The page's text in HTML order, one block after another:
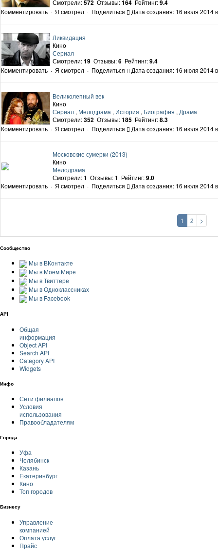
Смотрели:572 Отзывы:164 Рейтинг:9.4
Комментировать · Я смотрел · Поделиться Дата создания: 16 июля 2014
Ликвидация
Кино
Сериал
Смотрели:19 Отзывы:6 Рейтинг:9.4
Комментировать · Я смотрел · Поделиться Дата создания: 16 июля 2014
Великолепный век
Кино
Сериал , Мелодрама , История , Биография , Драма
Смотрели:352 Отзывы:185 Рейтинг:8.3
Комментировать · Я смотрел · Поделиться Дата создания: 16 июля 2014
Московские сумерки (2013)
Кино
Мелодрама
Смотрели:1 Отзывы:1 Рейтинг:9.0
Комментировать · Я смотрел · Поделиться Дата создания: 16 июля 2014
1 2 >
Сообщество
Мы в ВКонтакте
Мы в Моем Мире
Мы в Твиттере
Мы в Одноклассниках
Мы в Facebook
API
Общая
информация
Object API
Search API
Category API
Widgets
Инфо
Сети филиалов
Условия
использования
Правообладателям
Города
Уфа
Челябинск
Казань
Екатеринбург
Кино
Топ городов
Бизнесу
Управление
компанией
Оплата услуг
Прайс